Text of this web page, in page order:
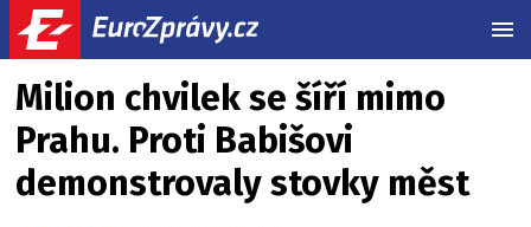
Milion chvilek se šíří mimo
Prahu. Proti Babišovi
demonstrovaly stovky měst